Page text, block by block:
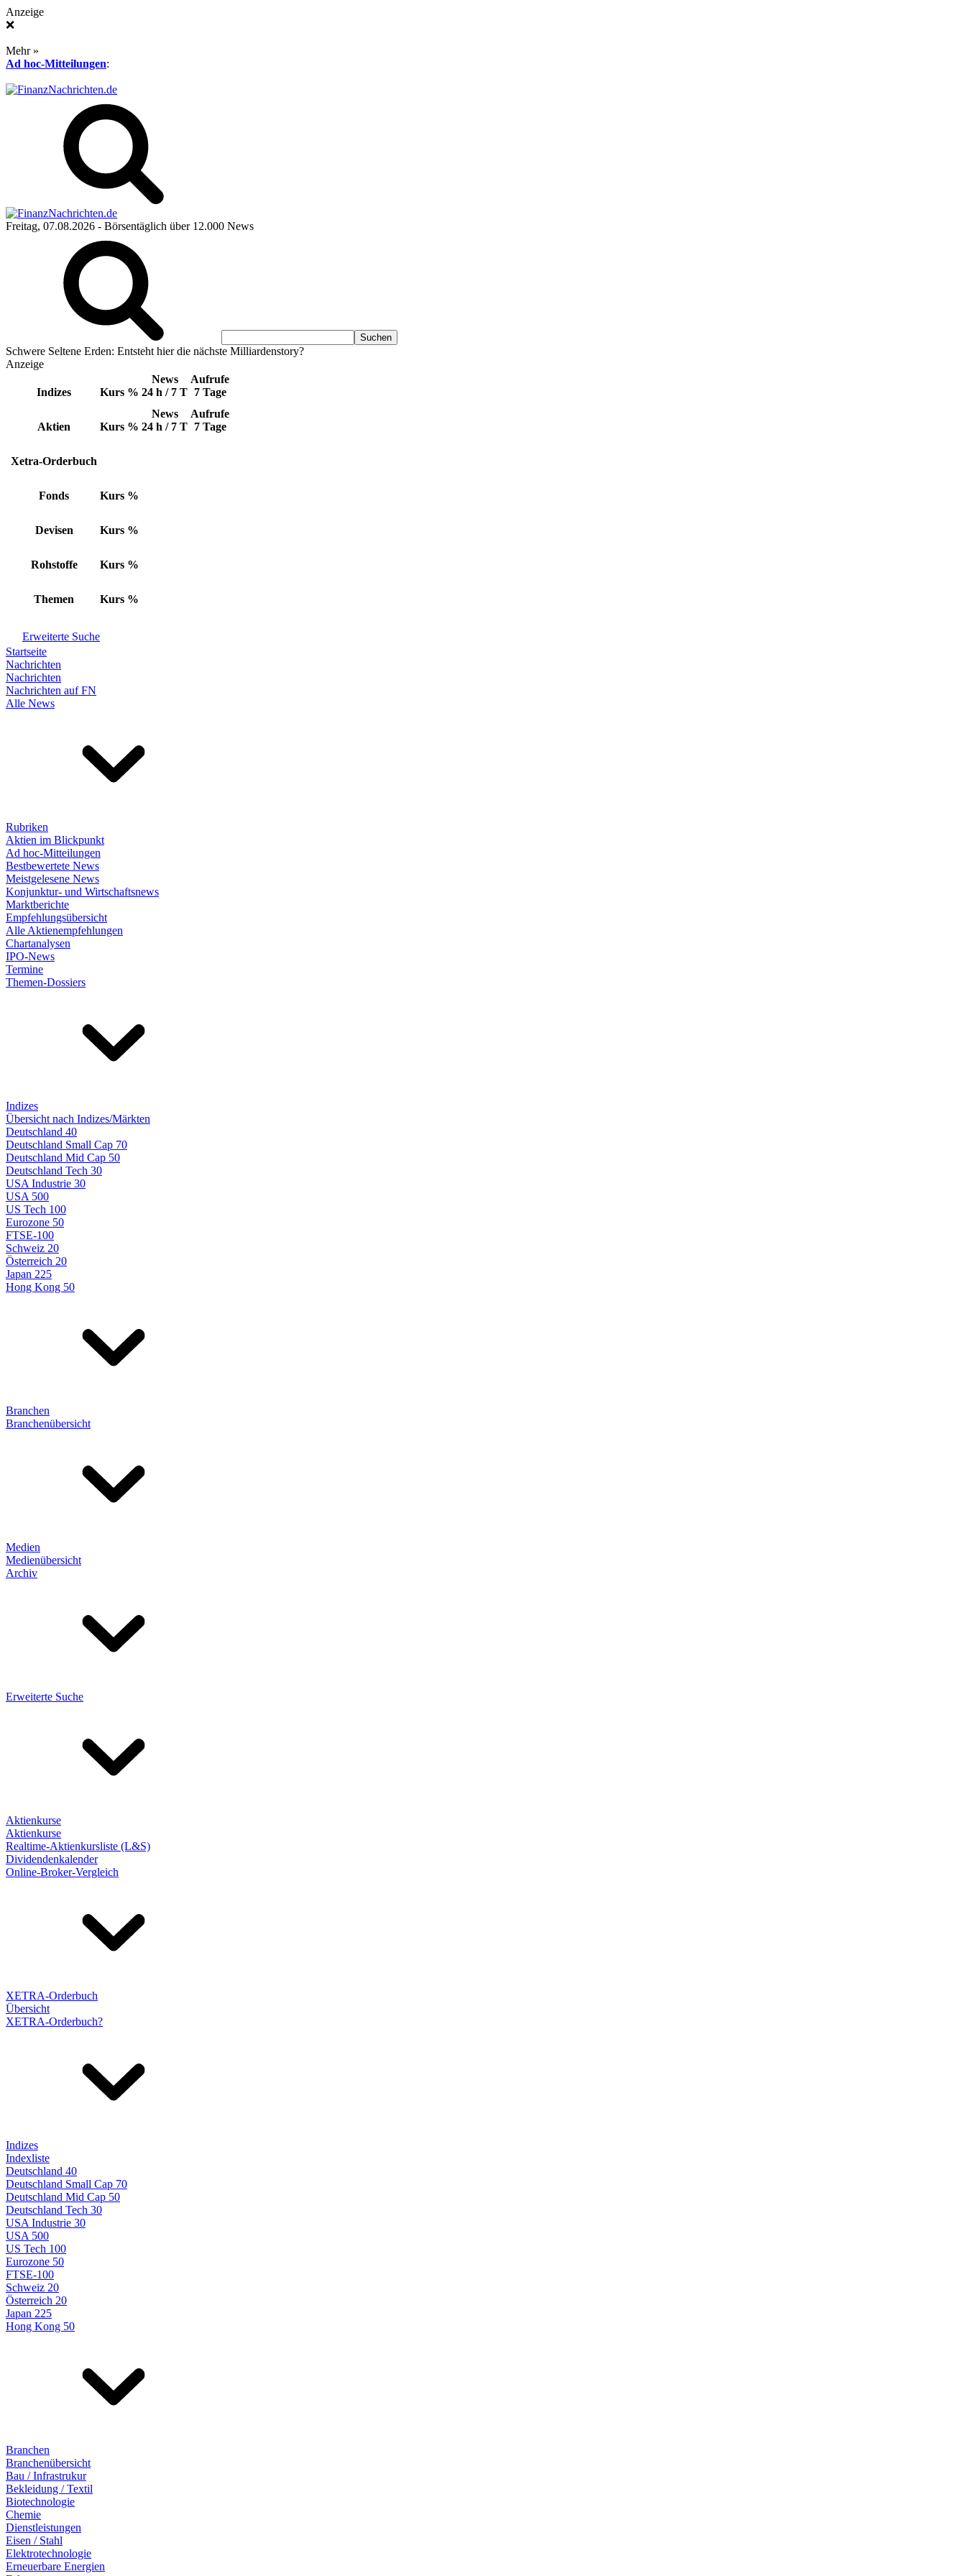
Anzeige
❌
Mehr »
Ad hoc-Mitteilungen:
Freitag, 07.08.2026 - Börsentäglich über 12.000 News
Schwere Seltene Erden: Entsteht hier die nächste Milliardenstory?
Anzeige
Indizes Kurs %
News
24 h / 7 T
Aufrufe
7 Tage
Aktien Kurs %
News
24 h / 7 T
Aufrufe
7 Tage
Xetra-Orderbuch
Fonds Kurs %
Devisen Kurs %
Rohstoffe Kurs %
Themen Kurs %
Erweiterte Suche
Startseite
Nachrichten
Nachrichten
Nachrichten auf FN
Alle News
Rubriken
Aktien im Blickpunkt
Ad hoc-Mitteilungen
Bestbewertete News
Meistgelesene News
Konjunktur- und Wirtschaftsnews
Marktberichte
Empfehlungsübersicht
Alle Aktienempfehlungen
Chartanalysen
IPO-News
Termine
Themen-Dossiers
Indizes
Übersicht nach Indizes/Märkten
Deutschland 40
Deutschland Small Cap 70
Deutschland Mid Cap 50
Deutschland Tech 30
USA Industrie 30
USA 500
US Tech 100
Eurozone 50
FTSE-100
Schweiz 20
Österreich 20
Japan 225
Hong Kong 50
Branchen
Branchenübersicht
Medien
Medienübersicht
Archiv
Erweiterte Suche
Aktienkurse
Aktienkurse
Realtime-Aktienkursliste (L&S)
Dividendenkalender
Online-Broker-Vergleich
XETRA-Orderbuch
Übersicht
XETRA-Orderbuch?
Indizes
Indexliste
Deutschland 40
Deutschland Small Cap 70
Deutschland Mid Cap 50
Deutschland Tech 30
USA Industrie 30
USA 500
US Tech 100
Eurozone 50
FTSE-100
Schweiz 20
Österreich 20
Japan 225
Hong Kong 50
Branchen
Branchenübersicht
Bau / Infrastrukur
Bekleidung / Textil
Biotechnologie
Chemie
Dienstleistungen
Eisen / Stahl
Elektrotechnologie
Erneuerbare Energien